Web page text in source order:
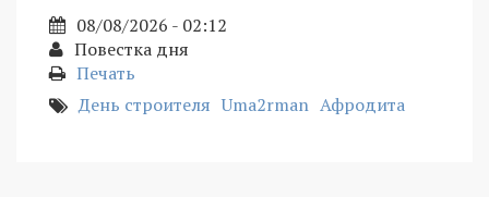
08/08/2026 - 02:12
Повестка дня
Печать
День строителя Uma2rman Афродита